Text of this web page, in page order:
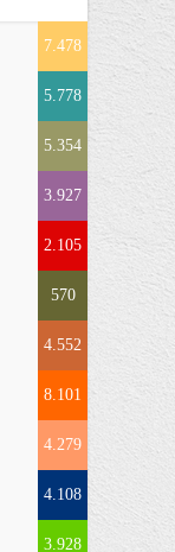
7.478
5.778
5.354
3.927
2.105
570
4.552
8.101
4.279
4.108
3.928